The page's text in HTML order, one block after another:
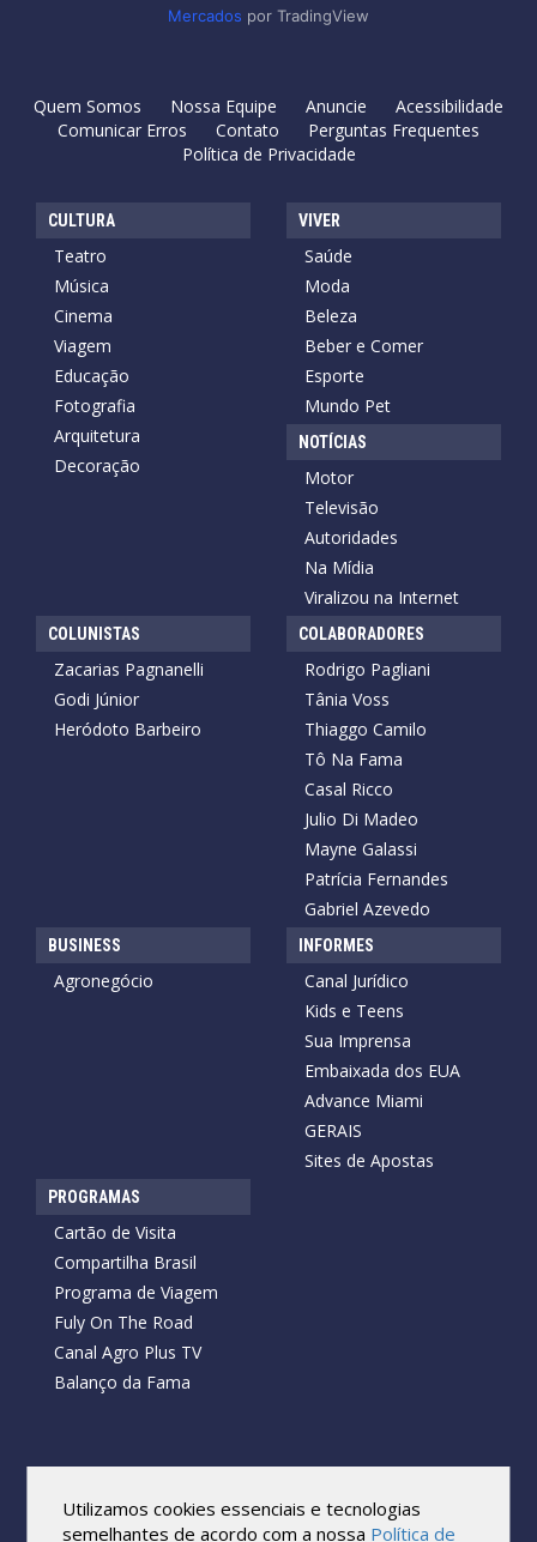
Mercados por TradingView
Quem Somos Nossa Equipe Anuncie
Acessibilidade
Comunicar Erros
Contato
Perguntas Frequentes
Política de Privacidade
CULTURA
Teatro
Música
Cinema
Viagem
Educação
Fotografia
Arquitetura
Decoração
VIVER
Saúde
Moda
Beleza
Beber e Comer
Esporte
Mundo Pet
NOTÍCIAS
Motor
Televisão
Autoridades
Na Mídia
Viralizou na Internet
COLUNISTAS
Zacarias Pagnanelli
Godi Júnior
Heródoto Barbeiro
COLABORADORES
Rodrigo Pagliani
Tânia Voss
Thiaggo Camilo
Tô Na Fama
Casal Ricco
Julio Di Madeo
Mayne Galassi
Patrícia Fernandes
Gabriel Azevedo
BUSINESS
Agronegócio
INFORMES
Canal Jurídico
Kids e Teens
Sua Imprensa
Embaixada dos EUA
Advance Miami
GERAIS
Sites de Apostas
PROGRAMAS
Cartão de Visita
Compartilha Brasil
Programa de Viagem
Fuly On The Road
Canal Agro Plus TV
Balanço da Fama
Todos os direitos reservados.
Reprodução no todo ou em parte sob qualquer forma ou meio,
Utilizamos cookies essenciais e tecnologias
semelhantes de acordo com a nossa Política de